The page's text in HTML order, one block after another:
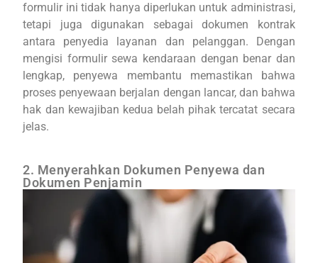
formulir ini tidak hanya diperlukan untuk administrasi,
tetapi juga digunakan sebagai dokumen kontrak
antara penyedia layanan dan pelanggan. Dengan
mengisi formulir sewa kendaraan dengan benar dan
lengkap, penyewa membantu memastikan bahwa
proses penyewaan berjalan dengan lancar, dan bahwa
hak dan kewajiban kedua belah pihak tercatat secara
jelas.
2. Menyerahkan Dokumen Penyewa dan
Dokumen Penjamin